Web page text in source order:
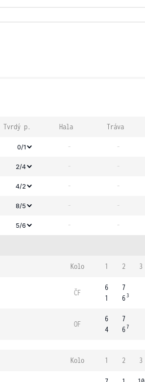
Tvrdý p. Hala Tráva
0/1 - -
2/4 - -
4/2 - -
8/5 - -
5/6 - -
Kolo 1 2 3
ČF
6
1
7
6 3
OF
6
4
7
67
Kolo 1 2 3